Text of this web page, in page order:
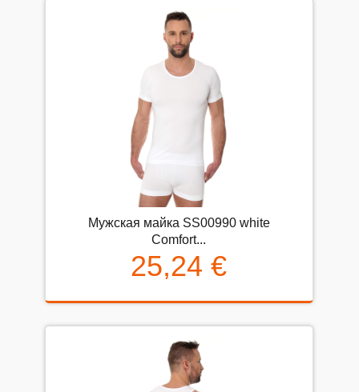
Мужская майка SS00990 white
Comfort...
25,24 €